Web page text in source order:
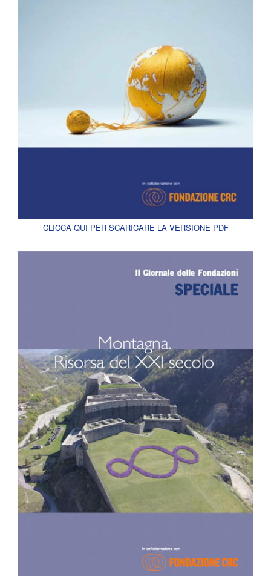
CLICCA QUI PER SCARICARE LA VERSIONE PDF